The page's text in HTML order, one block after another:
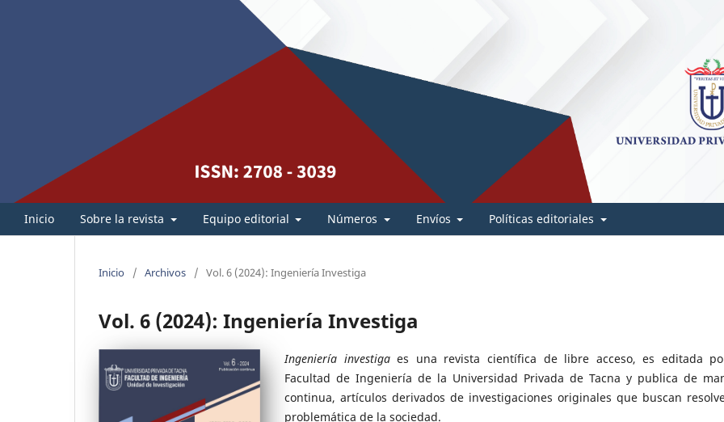
Inicio Sobre la revista Equipo editorial Números Envíos Políticas editoriales
Inicio / Archivos / Vol. 6 (2024): Ingeniería Investiga
Vol. 6 (2024): Ingeniería Investiga
Ingeniería investigaes una revista científica de libre acceso, es editada
Facultad de Ingeniería de la Universidad Privada de Tacna y publica de
continua, artículos derivados de investigaciones originales que buscan
problemática de la sociedad.